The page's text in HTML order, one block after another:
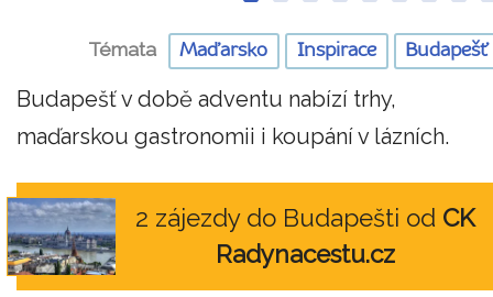
Témata Maďarsko Inspirace Budapešť
Budapešť v době adventu nabízí trhy,
maďarskou gastronomii i koupání v lázních.
2 zájezdy do Budapešti od CK
Radynacestu.cz